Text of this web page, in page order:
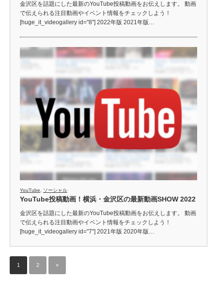
金沢区を話題にした最新のYouTube投稿動画をお伝えします。 動画
で伝えられる注目動画やイベント情報をチェックしよう！
[huge_it_videogallery id="8"] 2022年版 2021年版…
YouTube ソーシャル
YouTube投稿動画！横浜・金沢区の最新動画SHOW 2022
金沢区を話題にした最新のYouTube投稿動画をお伝えします。 動画
で伝えられる注目動画やイベント情報をチェックしよう！
[huge_it_videogallery id="7"] 2021年版 2020年版…
1 2 »